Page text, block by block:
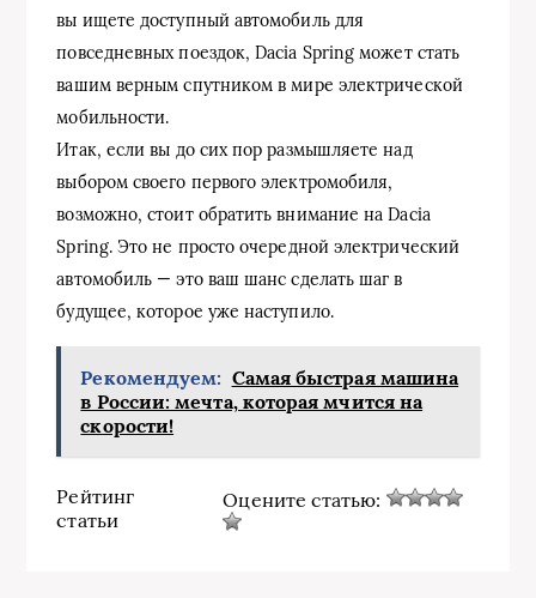
вы ищете доступный автомобиль для
повседневных поездок, Dacia Spring может стать
вашим верным спутником в мире электрической
мобильности.
Итак, если вы до сих пор размышляете над
выбором своего первого электромобиля,
возможно, стоит обратить внимание на Dacia
Spring. Это не просто очередной электрический
автомобиль — это ваш шанс сделать шаг в
будущее, которое уже наступило.
Рекомендуем: Самая быстрая машина
в России: мечта, которая мчится на
скорости!
Рейтинг
статьи
Оцените статью: